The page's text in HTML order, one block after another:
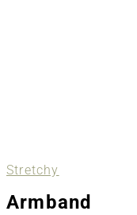
Stretchy
Armband